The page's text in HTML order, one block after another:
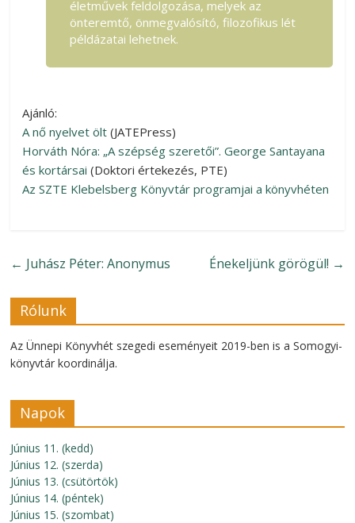
életművek feldolgozása, melyek az
önteremtő, önmegvalósító, filozofikus lét
példázatai lehetnek.
Ajánló:
A nő nyelvet ölt (JATEPress)
Horváth Nóra: „A szépség szeretői”. George Santayana
és kortársai (Doktori értekezés, PTE)
Az SZTE Klebelsberg Könyvtár programjai a könyvhéten
Énekeljünk görögül! →
← Juhász Péter: Anonymus
Rólunk
Az Ünnepi Könyvhét szegedi eseményeit 2019-ben is a Somogyi-
könyvtár koordinálja.
Napok
Június 11. (kedd)
Június 12. (szerda)
Június 13. (csütörtök)
Június 14. (péntek)
Június 15. (szombat)